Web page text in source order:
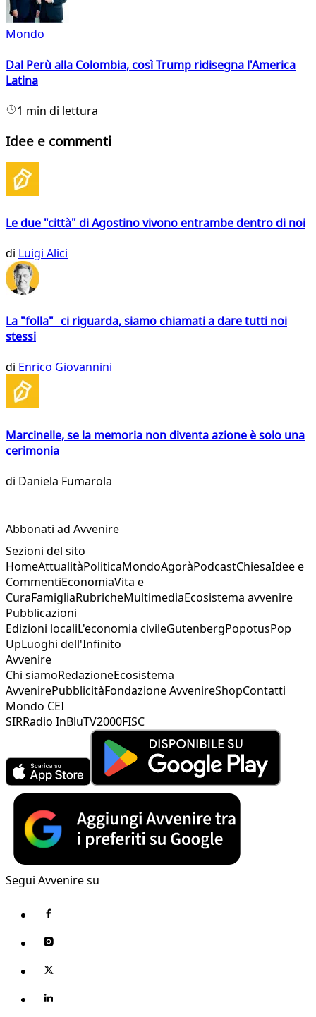
Mondo
Dal Perù alla Colombia, così Trump ridisegna l'America
Latina
1 min di lettura
Idee e commenti
Le due "città" di Agostino vivono entrambe dentro di noi
di Luigi Alici
La "folla" ci riguarda, siamo chiamati a dare tutti noi
stessi
di Enrico Giovannini
Marcinelle, se la memoria non diventa azione è solo una
cerimonia
di Daniela Fumarola
Abbonati ad Avvenire
Sezioni del sito
HomeAttualitàPoliticaMondoAgoràPodcastChiesaIdee e
CommentiEconomiaVita e
CuraFamigliaRubricheMultimediaEcosistema avvenire
Pubblicazioni
Edizioni localiL'economia civileGutenbergPopotusPop
UpLuoghi dell'Infinito
Avvenire
Chi siamoRedazioneEcosistema
AvvenirePubblicitàFondazione AvvenireShopContatti
Mondo CEI
SIRRadio InBluTV2000FISC
Segui Avvenire su